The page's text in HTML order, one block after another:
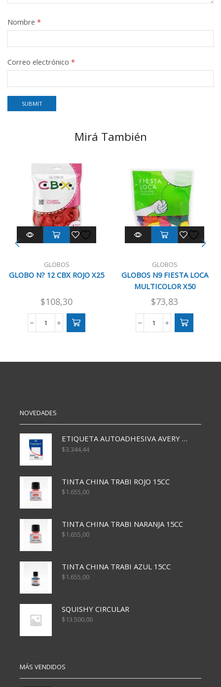
Nombre *
Correo electrónico *
Mirá También
GLOBOS
GLOBO N? 12 CBX ROJO X25
$108,30
GLOBO
ROJO
GLOBOS
GLOBOS N9 FIESTA LOCA
MULTICOLOR X50
$73,83
GLOBOS
MULTICOLOR
NOVEDADES
ETIQUETA AUTOADHESIVA AVERY 3026 30H 20 X 70
$3.344,44
TINTA CHINA TRABI ROJO 15CC
$1.655,00
TINTA CHINA TRABI NARANJA 15CC
$1.655,00
TINTA CHINA TRABI AZUL 15CC
$1.655,00
SQUISHY CIRCULAR
$13.500,00
MÁS VENDIDOS